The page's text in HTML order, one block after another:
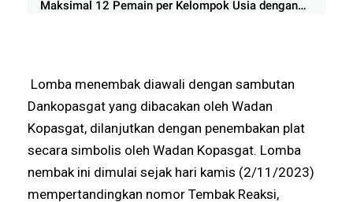
Maksimal 12 Pemain per Kelompok Usia dengan
Lomba menembak diawali dengan sambutan
Dankopasgat yang dibacakan oleh Wadan
Kopasgat, dilanjutkan dengan penembakan plat
secara simbolis oleh Wadan Kopasgat. Lomba
nembak ini dimulai sejak hari kamis (2/11/2023)
mempertandingkan nomor Tembak Reaksi,